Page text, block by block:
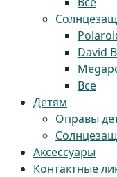
David
Все
Детям
Оправы
Аксессуары
Контактные